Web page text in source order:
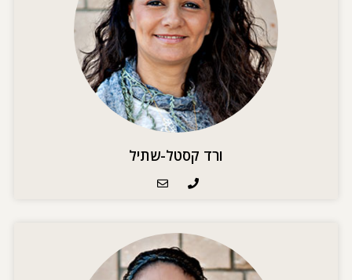
ורד קסטל-שתיל